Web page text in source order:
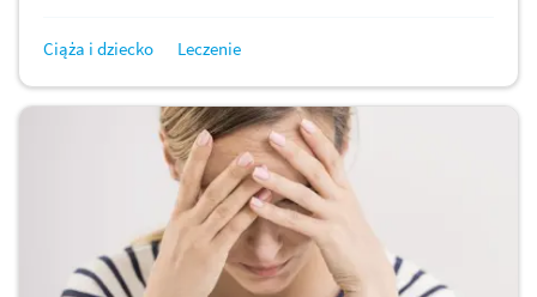
Ciąża i dziecko Leczenie